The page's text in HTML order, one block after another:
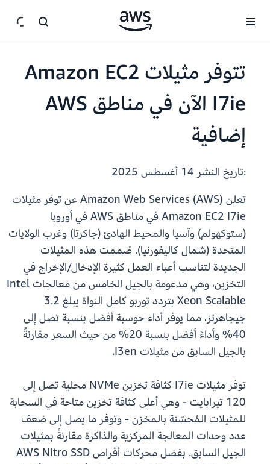
تتوفر مثيلات Amazon EC2
I7ie الآن في مناطق AWS
إضافية
:تاريخ النشر
تعلن Amazon Web Services (AWS) عن توفر مثيلات
Amazon EC2 I7ie في مناطق AWS في أوروبا
(ستوكهولم) وآسيا والمحيط الهادئ (جاكرتا) وغرب الولايات
المتحدة (شمال كاليفورنيا). صُممت هذه المثيلات
الجديدة لتناسب أعباء العمل كثيرة الإدخال/الإخراج في
التخزين، وهي مدعومة بالجيل الخامس من معالجات Intel
Xeon Scalable بتردد توربو كامل النواة يبلغ 3.2
جيجاهرتز، مما يوفر أداء حوسبة أفضل بنسبة تصل إلى
40% وأداءً أفضل بنسبة 20% من حيث السعر مقارنةً
بالجيل السابق من مثيلات I3en.
توفر مثيلات I7ie كثافة تخزين NVMe محلية تصل إلى
120 تيرابايت - وهي أعلى كثافة تخزين متاحة في السحابة
للمثيلات المُحسّنة بالمخزن - وتوفر ما يصل إلى ضعف
عدد وحدات المعالجة المركزية والذاكرة مقارنةً بمثيلات
الجيل السابق. بفضل محركات أقراص AWS Nitro SSD